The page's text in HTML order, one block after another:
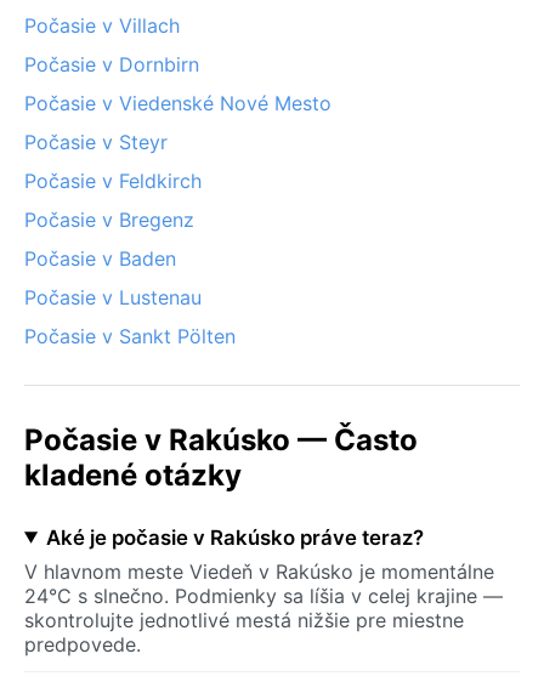
Počasie v Villach
Počasie v Dornbirn
Počasie v Viedenské Nové Mesto
Počasie v Steyr
Počasie v Feldkirch
Počasie v Bregenz
Počasie v Baden
Počasie v Lustenau
Počasie v Sankt Pölten
Počasie v Rakúsko — Často
kladené otázky
Aké je počasie v Rakúsko práve teraz?
V hlavnom meste Viedeň v Rakúsko je momentálne
24°C s slnečno. Podmienky sa líšia v celej krajine —
skontrolujte jednotlivé mestá nižšie pre miestne
predpovede.